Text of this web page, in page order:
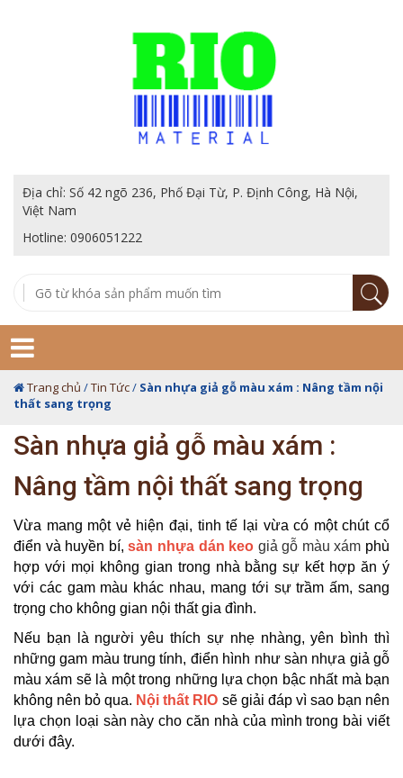
Địa chỉ: Số 42 ngõ 236, Phố Đại Từ, P. Định Công, Hà Nội,
Việt Nam
Hotline: 0906051222
Trang chủ /Tin Tức/ Sàn nhựa giả gỗ màu xám : Nâng tầm nội
thất sang trọng
Sàn nhựa giả gỗ màu xám :
Nâng tầm nội thất sang trọng
Vừa mang một vẻ hiện đại, tinh tế lại vừa có một chút cổ
điển và huyền bí,sàn nhựa dán keo giả gỗ màu xám phù
hợp với mọi không gian trong nhà bằng sự kết hợp ăn ý
với các gam màu khác nhau, mang tới sự trầm ấm, sang
trọng cho không gian nội thất gia đình.
Nếu bạn là người yêu thích sự nhẹ nhàng, yên bình thì
những gam màu trung tính, điển hình như sàn nhựa giả gỗ
màu xám sẽ là một trong những lựa chọn bậc nhất mà bạn
không nên bỏ qua. Nội thất RIO sẽ giải đáp vì sao bạn nên
lựa chọn loại sàn này cho căn nhà của mình trong bài viết
dưới đây.